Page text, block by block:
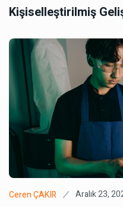
Kişiselleştirilmiş
Ceren ÇAKIR Aralık 23,